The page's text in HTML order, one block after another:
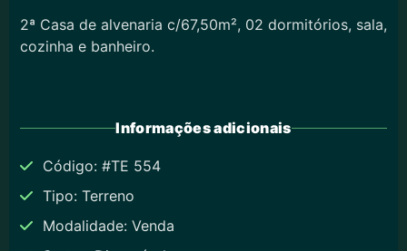
2ª Casa de alvenaria c/67,50m², 02 dormitórios, sala,
cozinha e banheiro.
Informações adicionais
Código: #TE 554
Tipo: Terreno
Modalidade: Venda